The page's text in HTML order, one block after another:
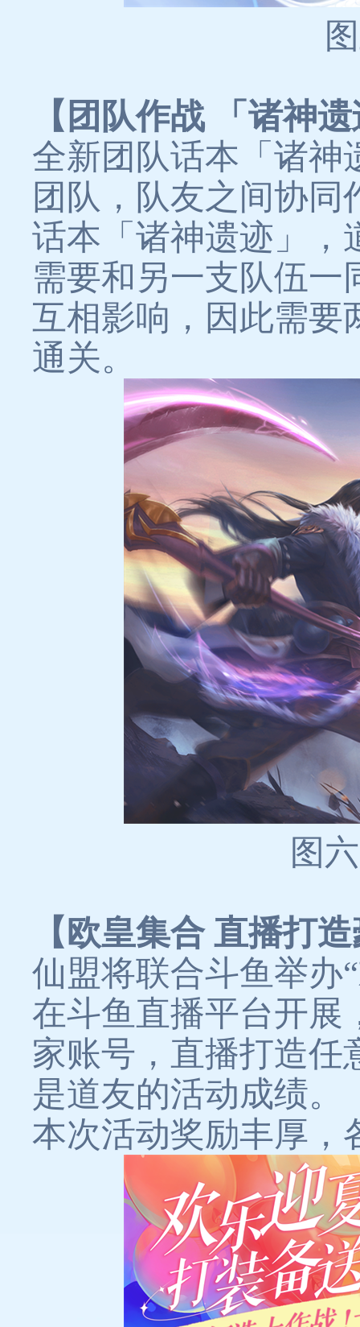
【团队作战 「诸神
全新团队话本「诸神
团队，队友之间协
话本「诸神遗迹」，
需要和另一支队伍一
互相影响，因此需要
通关。
图
【欧皇集合 直播打
仙盟将联合斗鱼举办
在斗鱼直播平台开展
家账号，直播打造任
是道友的活动成绩。
本次活动奖励丰厚，